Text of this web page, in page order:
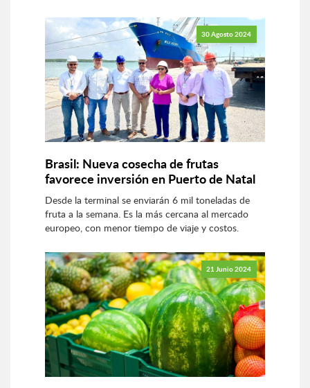
30 Agosto 2024
Brasil: Nueva cosecha de frutas
favorece inversión en Puerto de Natal
Desde la terminal se enviarán 6 mil toneladas de
fruta a la semana. Es la más cercana al mercado
europeo, con menor tiempo de viaje y costos.
21 Junio 2024